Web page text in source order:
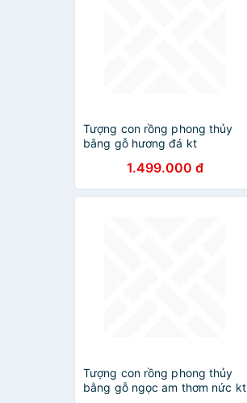
Tượng con rồng phong thủy
bằng gỗ hương đá kt
1.499.000 đ
Tượng con rồng phong thủy
bằng gỗ ngọc am thơm nức kt